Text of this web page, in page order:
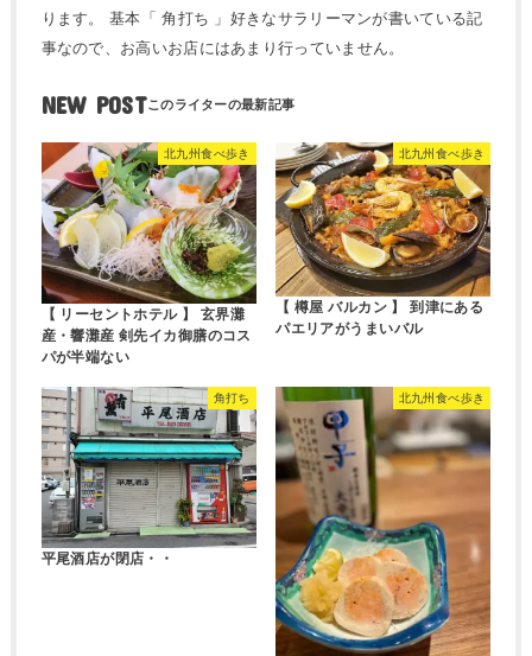
ります。 基本「 角打ち 」好きなサラリーマンが書いている記
事なので、お高いお店にはあまり行っていません。
NEW POST
北九州食べ歩き
【 リーセントホテル 】 玄界灘
産・響灘産 剣先イカ御膳のコス
パが半端ない
北九州食べ歩き
【 樽屋 バルカン 】 到津にある
パエリアがうまいバル
角打ち
平尾酒店が閉店・・
北九州食べ歩き